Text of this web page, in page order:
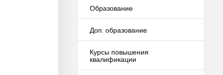
Образование
Доп. образование
Курсы повышения
квалификации